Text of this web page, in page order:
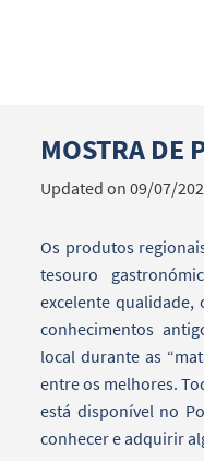
Search term
Categories
Filters
MOSTRA DE
Updated on 09/07/
Os produtos
tesouro
excelente qualidade,
conhecimentos
local durante as
entre os melhores.
está disponível no
conhecer e adquirir